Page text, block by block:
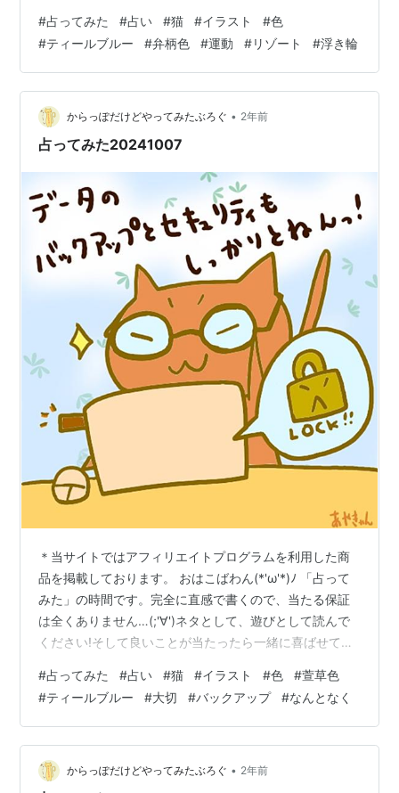
日の運勢にするもよし夜 🌛読んで明日の運勢にするもよ
し来週、来月の…なんてのもありでご自由にして頂けれ
ばと考えています。 それではやってみよう('ω')ﾉ 次の２
色のうち、どちらかを選んでください。結果は下～ ～～
結果 ～～ ティールブルーを選んだ方… 軽い運動ですっき
り…
#占ってみた #占い #猫 #イラスト #色
#ティールブルー #弁柄色 #運動 #リゾート #浮き輪
からっぽだけどやってみたぶろぐ • 2年前
占ってみた20241007
＊当サイトではアフィリエイトプログラムを利用した商
品を掲載しております。 おはこばわん(*'ω'*)ﾉ 「占って
みた」の時間です。完全に直感で書くので、当たる保証
は全くありません…(;'∀')ネタとして、遊びとして読んで
ください!そして良いことが当たったら一緒に喜ばせてく
日の運勢にするもよし夜 🌛読んで明日の運勢にするもよ
し来週、来月の…なんてのもありでご自由にして頂けれ
ばと考えています。 それではやってみよう('ω')ﾉ 次の２
色のうち、どちらかを選んでください。結果は下～ ～～
結果 ～～ 萱草色を選んだ方… 大切なものの管理をしっか
#占ってみた #占い #猫 #イラスト #色 #萱草色
#ティールブルー #大切 #バックアップ #なんとなく
からっぽだけどやってみたぶろぐ • 2年前